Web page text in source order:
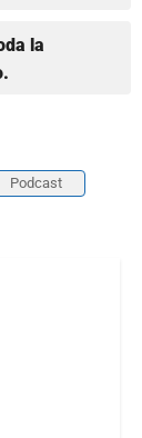
la
Podcast